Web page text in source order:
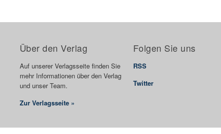
Über den Verlag
Auf unserer Verlagsseite finden Sie
mehr Informationen über den Verlag
und unser Team.
Zur Verlagsseite »
Folgen Sie uns
RSS
Twitter